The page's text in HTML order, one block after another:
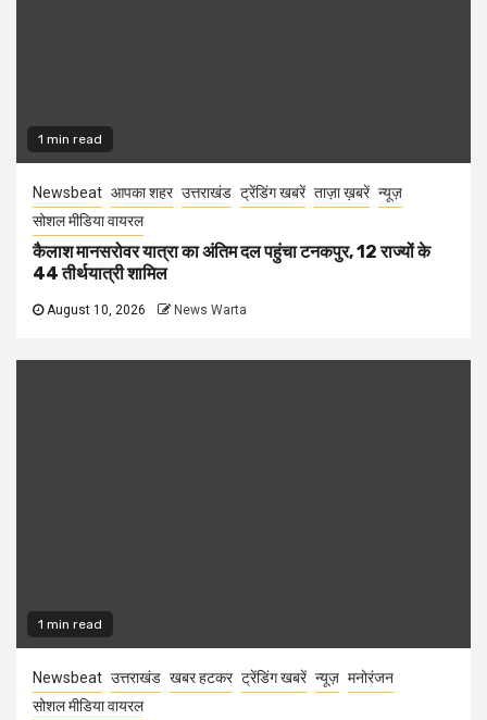
1 min read
Newsbeat आपका शहर उत्तराखंड ट्रेंडिंग खबरें ताज़ा ख़बरें न्यूज़
सोशल मीडिया वायरल
कैलाश मानसरोवर यात्रा का अंतिम दल पहुंचा टनकपुर, 12 राज्यों के
44 तीर्थयात्री शामिल
August 10, 2026 News Warta
1 min read
Newsbeat उत्तराखंड खबर हटकर ट्रेंडिंग खबरें न्यूज़ मनोरंजन
सोशल मीडिया वायरल